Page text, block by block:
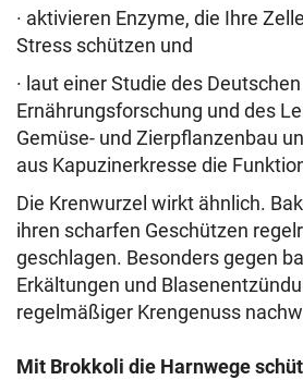
· aktivieren Enzyme, die Ihre
Stress schützen und
· laut einer Studie des
Ernährungsforschung und des
Gemüse- und Zierpflanzenbau
aus Kapuzinerkresse die
Die Krenwurzel wirkt ähnlich.
ihren scharfen Geschützen
geschlagen. Besonders gegen
Erkältungen und
regelmäßiger Krengenuss
Mit Brokkoli die Harnwege